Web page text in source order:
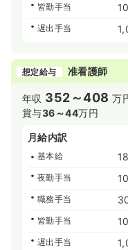
皆勤手当
遅出手当
想定給与 准看護師
年収 352～408 万
賞与36～44万円
月給内訳
基本給
夜勤手当
職務手当
皆勤手当
遅出手当